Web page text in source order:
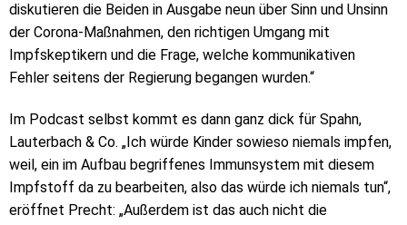
diskutieren die Beiden in Ausgabe neun über Sinn und Unsinn
der Corona-Maßnahmen, den richtigen Umgang mit
Impfskeptikern und die Frage, welche kommunikativen
Fehler seitens der Regierung begangen wurden.“
Im Podcast selbst kommt es dann ganz dick für Spahn,
Lauterbach & Co. „Ich würde Kinder sowieso niemals impfen,
weil, ein im Aufbau begriffenes Immunsystem mit diesem
Impfstoff da zu bearbeiten, also das würde ich niemals tun“,
eröffnet Precht: „Außerdem ist das auch nicht die